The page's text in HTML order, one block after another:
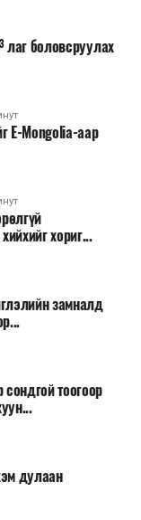
төхөөрөмж,
салбараас бусад
бусад кино,
урамшуулал.
2026 оны
мөрдөнө. Харин
горимд
хүүхдийн
томуу төст
зайлшгүй
онцоллоо.
захирагч нарт
бууруулах,
зугаалга,
зохион
орон тоо бий
лаг боловсруулах
E-Mongolia-аар
хориг...
замналд
тоогоор
дулаан